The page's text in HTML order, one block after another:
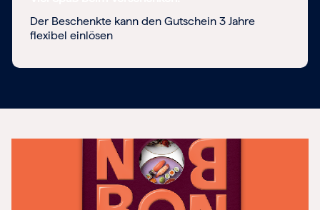
Der Beschenkte kann den Gutschein 3 Jahre
flexibel einlösen